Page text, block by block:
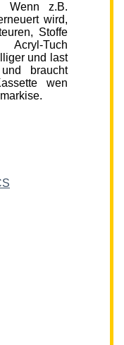
Wenn z.B.
wird,
Stoffe
Tuch
und last
braucht
wen